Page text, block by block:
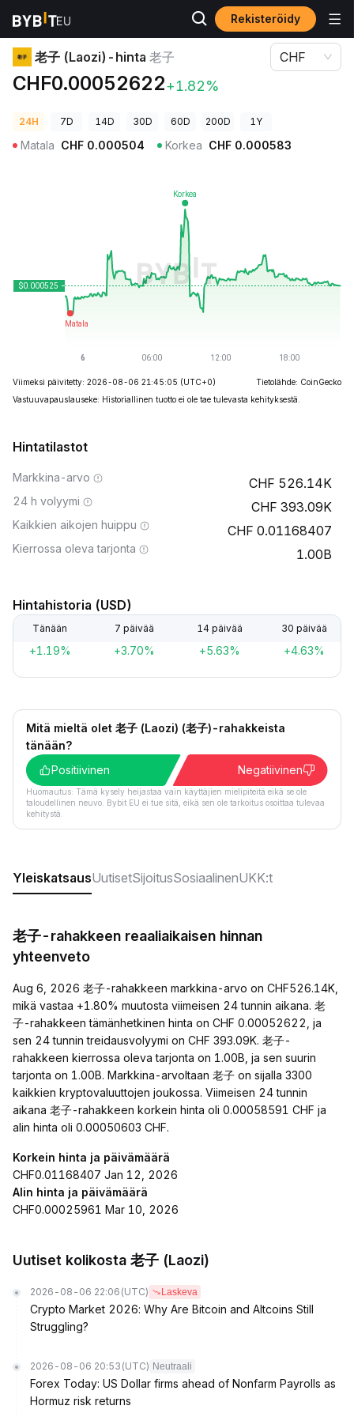
Rekisteröidy
Kryptohinnat
老子 (Laozi)-hinta 老子
CHF0.00052622+1.82%
CHF
24H 7D 14D 30D 60D 200D 1Y
Matala CHF 0.000504 Korkea CHF 0.000583
Viimeksi päivitetty: 2026-08-06 21:45:05 (UTC+0)
Tietolähde: CoinGecko
Vastuuvapauslauseke: Historiallinen tuotto ei ole tae tulevasta kehityksestä.
Hintatilastot
Markkina-arvo 526.14K
24 h volyymi 393.09K
Kaikkien aikojen huippu 0.01168407
Kierrossa oleva tarjonta 1.00B
Hintahistoria (USD)
Tänään 7 päivää 14 päivää 30 päivää
+1.19% +3.70% +5.63% +4.63%
Mitä mieltä olet 老子 (Laozi) (老子)-rahakkeista
tänään?
Positiivinen
Negatiivinen
Huomautus: Tämä kysely heijastaa vain käyttäjien mielipiteitä eikä se ole
taloudellinen neuvo. Bybit EU ei tue sitä, eikä sen ole tarkoitus osoittaa tulevaa
kehitystä.
YleiskatsausUutisetSijoitusSosiaalinenUKK:t
老子-rahakkeen reaaliaikaisen hinnan
yhteenveto
Aug 6, 2026 老子-rahakkeen markkina-arvo on CHF526.14K,
mikä vastaa +1.80% muutosta viimeisen 24 tunnin aikana. 老
子-rahakkeen tämänhetkinen hinta on CHF 0.00052622, ja
sen 24 tunnin treidausvolyymi on CHF 393.09K. 老子-
rahakkeen kierrossa oleva tarjonta on 1.00B, ja sen suurin
tarjonta on 1.00B. Markkina-arvoltaan 老子 on sijalla 3300
kaikkien kryptovaluuttojen joukossa. Viimeisen 24 tunnin
aikana 老子-rahakkeen korkein hinta oli 0.00058591 CHF ja
alin hinta oli 0.00050603 CHF.
Korkein hinta ja päivämäärä
CHF0.01168407 Jan 12, 2026
Alin hinta ja päivämäärä
CHF0.00025961 Mar 10, 2026
Uutiset kolikosta 老子 (Laozi)
2026-08-06 22:06 (UTC) Laskeva
Crypto Market 2026: Why Are Bitcoin and Altcoins Still
Struggling?
2026-08-06 20:53 (UTC) Neutraali
Forex Today: US Dollar firms ahead of Nonfarm Payrolls as
Hormuz risk returns